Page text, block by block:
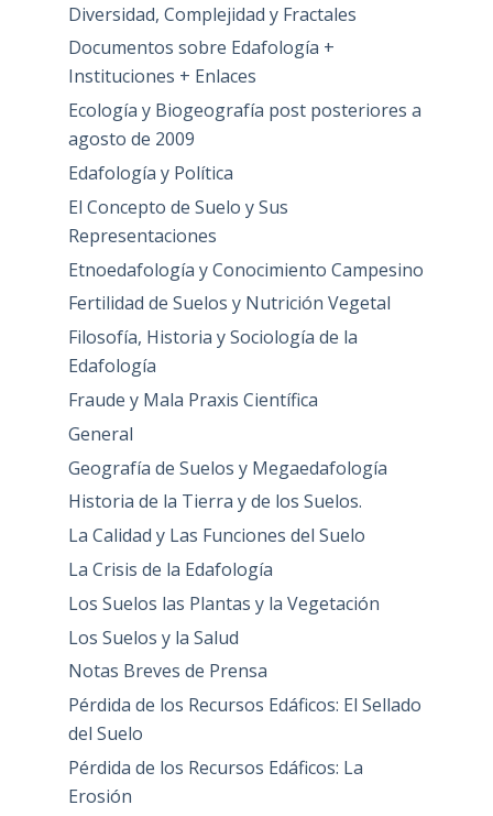
Diversidad, Complejidad y Fractales
Documentos sobre Edafología +
Instituciones + Enlaces
Ecología y Biogeografía post posteriores a
agosto de 2009
Edafología y Política
El Concepto de Suelo y Sus
Representaciones
Etnoedafología y Conocimiento Campesino
Fertilidad de Suelos y Nutrición Vegetal
Filosofía, Historia y Sociología de la
Edafología
Fraude y Mala Praxis Científica
General
Geografía de Suelos y Megaedafología
Historia de la Tierra y de los Suelos.
La Calidad y Las Funciones del Suelo
La Crisis de la Edafología
Los Suelos las Plantas y la Vegetación
Los Suelos y la Salud
Notas Breves de Prensa
Pérdida de los Recursos Edáficos: El Sellado
del Suelo
Pérdida de los Recursos Edáficos: La
Erosión